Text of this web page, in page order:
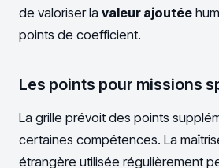
de valoriser la valeur ajoutée
points de coefficient.
Les points pour missions
La grille prévoit des points
certaines compétences. La
étrangère utilisée régulièrement